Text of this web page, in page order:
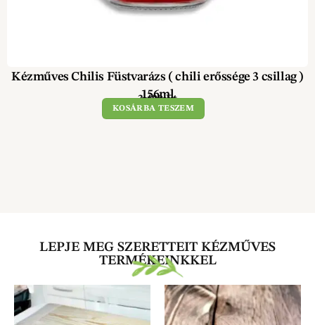
Kézműves Chilis Füstvarázs ( chili erőssége 3 csillag )
156ml
3 490Ft
KOSÁRBA TESZEM
LEPJE MEG SZERETTEIT KÉZMŰVES
TERMÉKEINKKEL